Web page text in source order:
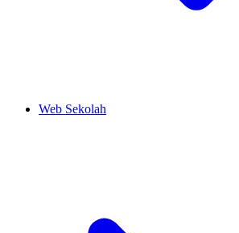
Web Sekolah